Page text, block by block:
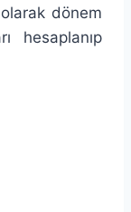
dönem
hesaplanıp